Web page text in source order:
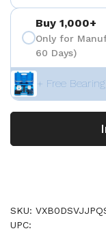
Buy 1,000+
Only for
60 Days)
+ Free
SKU:
UPC: